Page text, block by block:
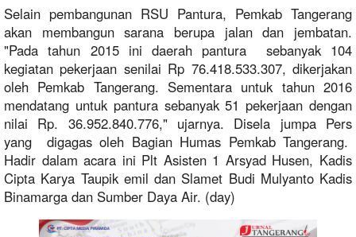
Selain pembangunan RSU Pantura, Pemkab Tangerang
akan membangun sarana berupa jalan dan jembatan.
"Pada tahun 2015 ini daerah pantura sebanyak 104
kegiatan pekerjaan senilai Rp 76.418.533.307, dikerjakan
oleh Pemkab Tangerang. Sementara untuk tahun 2016
mendatang untuk pantura sebanyak 51 pekerjaan dengan
nilai Rp. 36.952.840.776," ujarnya. Disela jumpa Pers
yang digagas oleh Bagian Humas Pemkab Tangerang.
Hadir dalam acara ini Plt Asisten 1 Arsyad Husen, Kadis
Cipta Karya Taupik emil dan Slamet Budi Mulyanto Kadis
Binamarga dan Sumber Daya Air. (day)